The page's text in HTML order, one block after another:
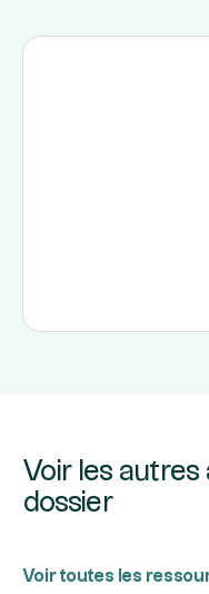
Voir les autres
dossier
Voir toutes les